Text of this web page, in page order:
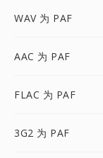
WAV 为 PAF
AAC 为 PAF
FLAC 为 PAF
3G2 为 PAF